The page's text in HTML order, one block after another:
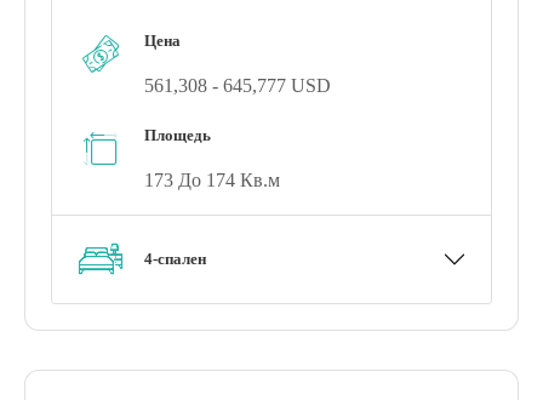
Цена
561,308 - 645,777 USD
Площедь
173 До 174 Кв.м
4-спален